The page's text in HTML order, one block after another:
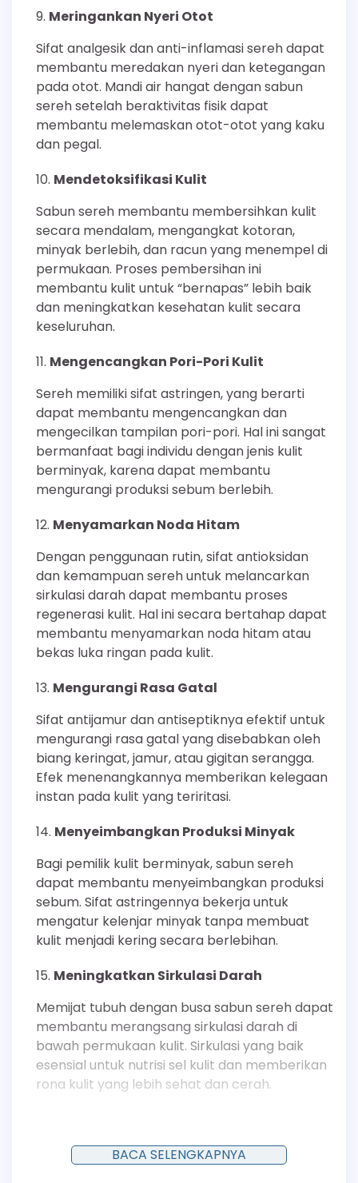
Meringankan Nyeri Otot
Sifat analgesik dan anti-inflamasi sereh dapat
membantu meredakan nyeri dan ketegangan
pada otot. Mandi air hangat dengan sabun
sereh setelah beraktivitas fisik dapat
membantu melemaskan otot-otot yang kaku
dan pegal.
Mendetoksifikasi Kulit
Sabun sereh membantu membersihkan kulit
secara mendalam, mengangkat kotoran,
minyak berlebih, dan racun yang menempel di
permukaan. Proses pembersihan ini
membantu kulit untuk “bernapas” lebih baik
dan meningkatkan kesehatan kulit secara
keseluruhan.
Mengencangkan Pori-Pori Kulit
Sereh memiliki sifat astringen, yang berarti
dapat membantu mengencangkan dan
mengecilkan tampilan pori-pori. Hal ini sangat
bermanfaat bagi individu dengan jenis kulit
berminyak, karena dapat membantu
mengurangi produksi sebum berlebih.
Menyamarkan Noda Hitam
Dengan penggunaan rutin, sifat antioksidan
dan kemampuan sereh untuk melancarkan
sirkulasi darah dapat membantu proses
regenerasi kulit. Hal ini secara bertahap dapat
membantu menyamarkan noda hitam atau
bekas luka ringan pada kulit.
Mengurangi Rasa Gatal
Sifat antijamur dan antiseptiknya efektif untuk
mengurangi rasa gatal yang disebabkan oleh
biang keringat, jamur, atau gigitan serangga.
Efek menenangkannya memberikan kelegaan
instan pada kulit yang teriritasi.
Menyeimbangkan Produksi Minyak
Bagi pemilik kulit berminyak, sabun sereh
dapat membantu menyeimbangkan produksi
sebum. Sifat astringennya bekerja untuk
mengatur kelenjar minyak tanpa membuat
kulit menjadi kering secara berlebihan.
Meningkatkan Sirkulasi Darah
Memijat tubuh dengan busa sabun sereh dapat
membantu merangsang sirkulasi darah di
bawah permukaan kulit. Sirkulasi yang baik
esensial untuk nutrisi sel kulit dan memberikan
rona kulit yang lebih sehat dan cerah.
Minyak sereh memiliki properti antiseptik yang
dapat membantu membersihkan luka kecil
BACA SELENGKAPNYA